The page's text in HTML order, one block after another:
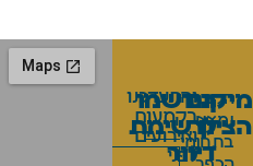
מיקום
הציון
הקבר
נמצא
בתחומי
הירשמו
לרשימת
דיוור
והתעדכנו
בקמעות
ואירועים
לפני